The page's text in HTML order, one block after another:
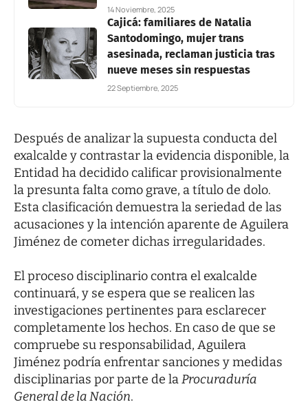
14 Noviembre, 2025
Cajicá: familiares de Natalia
Santodomingo, mujer trans
asesinada, reclaman justicia tras
nueve meses sin respuestas
22 Septiembre, 2025
Después de analizar la supuesta conducta del
exalcalde y contrastar la evidencia disponible, la
Entidad ha decidido calificar provisionalmente
la presunta falta como grave, a título de dolo.
Esta clasificación demuestra la seriedad de las
acusaciones y la intención aparente de Aguilera
Jiménez de cometer dichas irregularidades.
El proceso disciplinario contra el exalcalde
continuará, y se espera que se realicen las
investigaciones pertinentes para esclarecer
completamente los hechos. En caso de que se
compruebe su responsabilidad, Aguilera
Jiménez podría enfrentar sanciones y medidas
disciplinarias por parte de laProcuraduría
General de la Nación.